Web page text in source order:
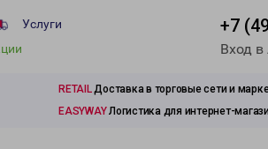
Услуги
+7
Вход
RETAILДоставка в торговые сети и
EASYWAYЛогистика для интернет-